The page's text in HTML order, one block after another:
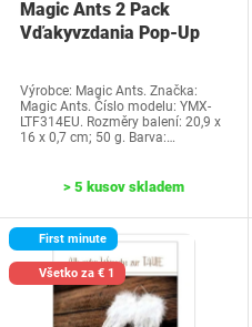
Magic Ants 2 Pack
Vďakyvzdania Pop-Up
Výrobce: Magic Ants. Značka:
Magic Ants. Číslo modelu: YMX-
LTF314EU. Rozměry balení: 20,9 x
16 x 0,7 cm; 50 g. Barva:…
> 5 kusov skladem
First minute
Všetko za € 1